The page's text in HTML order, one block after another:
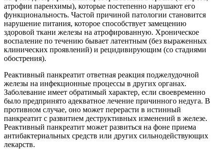
атрофии паренхимы), которые постепенно нарушают его
функциональность. Частой причиной патологии становится
нарушение питания, которое способствует замещению
здоровой ткани железы на атрофированную. Хроническое
воспаление по течению бывает латентным (без выраженных
клинических проявлений) и рецидивирующим (со стадиями
обострения).
Реактивный панкреатит ответная реакция поджелудочной
железы на инфекционные процессы в других органах.
Заболевание имеет обратимый характер, если своевременно
было предпринято адекватное лечение причинного недуга. В
противном случае, оно может перерасти в истинный
панкреатит с развитием деструктивных изменений в железе.
Реактивный панкреатит может развиться на фоне приема
антибактериальных средств или других сильнодействующих
лекарств.